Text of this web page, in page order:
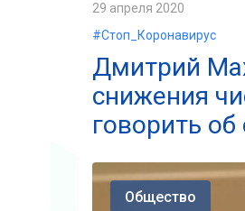
29 апреля 2020
#Стоп_Коронавирус
Дмитрий
снижения
говорить
Общество